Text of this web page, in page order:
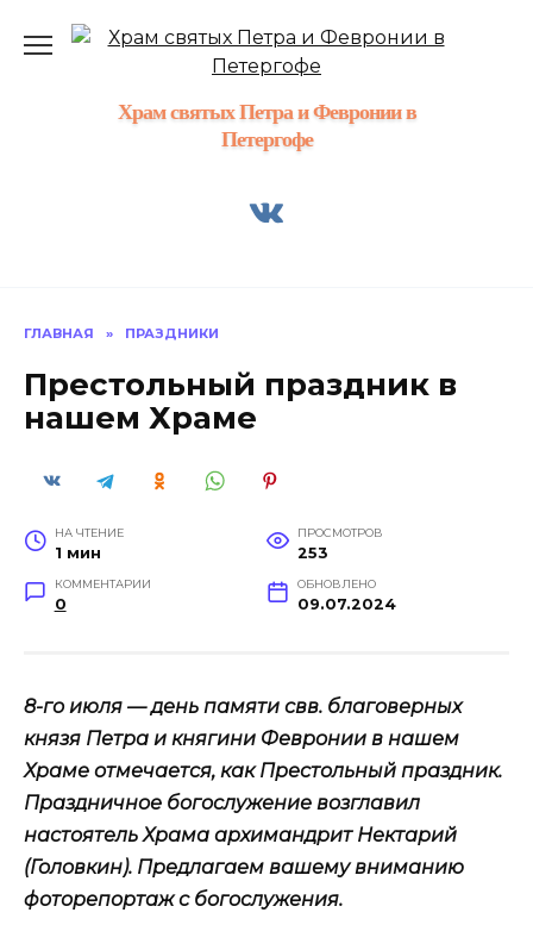
Храм святых Петра и Февронии в
Петергофе
ГЛАВНАЯ » ПРАЗДНИКИ
Престольный праздник в
нашем Храме
НА ЧТЕНИЕ
1 мин
ПРОСМОТРОВ
253
КОММЕНТАРИИ
0
ОБНОВЛЕНО
09.07.2024
8-го июля — день памяти свв. благоверных
князя Петра и княгини Февронии в нашем
Храме отмечается, как Престольный праздник.
Праздничное богослужение возглавил
настоятель Храма архимандрит Нектарий
(Головкин). Предлагаем вашему вниманию
фоторепортаж с богослужения.